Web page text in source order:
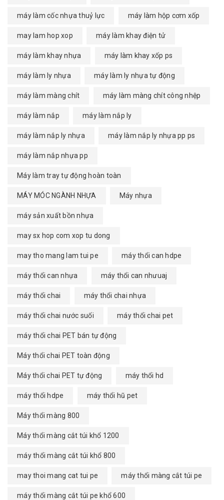
máy làm cốc nhựa thuỷ lực máy làm hộp cơm xốp
may lam hop xop máy làm khay điện tử
máy làm khay nhựa máy làm khay xốp ps
máy làm ly nhựa máy làm ly nhựa tự động
máy làm màng chít máy làm màng chít công nhệp
máy làm nắp máy làm nắp ly
máy làm nắp ly nhựa máy làm nắp ly nhựa pp ps
máy làm nắp nhựa pp
Máy làm tray tự động hoàn toàn
MÁY MÓC NGÀNH NHỰA Máy nhựa
máy sản xuất bồn nhựa
may sx hop com xop tu dong
may tho mang lam tui pe máy thổi can hdpe
máy thổi can nhựa máy thổi can nhưuaj
máy thổi chai máy thổi chai nhựa
máy thổi chai nước suối máy thổi chai pet
máy thổi chai PET bán tự động
Máy thổi chai PET toàn động
Máy thổi chai PET tự động máy thổi hd
máy thổi hdpe máy thổi hũ pet
Máy thổi màng 800
Máy thổi màng cắt túi khổ 1200
máy thổi màng cắt túi khổ 800
may thoi mang cat tui pe máy thổi màng cắt túi pe
máy thổi màng cắt túi pe khổ 600